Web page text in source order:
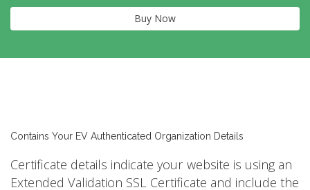
Buy Now
Contains Your EV Authenticated Organization Details
Certificate details indicate your website is using an
Extended Validation SSL Certificate and include the